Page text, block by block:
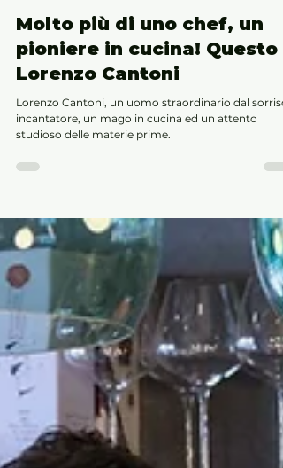
9 set 2024 Tempo di lettura: 2 min
Molto più di uno chef, un
Lorenzo Cantoni
Lorenzo Cantoni, un uomo straordinario dal sorriso
incantatore, un mago in cucina ed un attento